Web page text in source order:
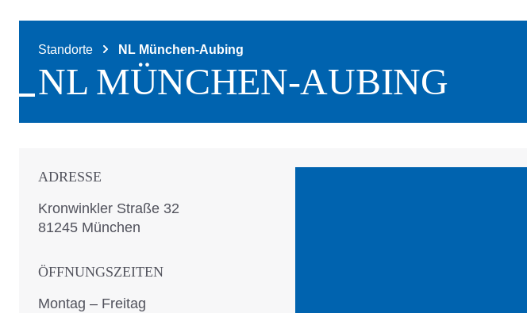
Standorte NL München-Aubing
NL MÜNCHEN-AUBING
ADRESSE
Kronwinkler Straße 32
81245 München
ÖFFNUNGSZEITEN
Montag – Freitag